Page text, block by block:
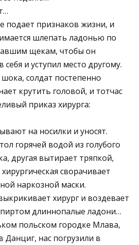
подает признаков жизни, и
шлепать ладонью по
щекам, чтобы он
и уступил место другому.
солдат постепенно
крутить головой, и тотчас
приказ хирурга:
на носилки и уносят.
горячей водой из голубого
другая вытирает тряпкой,
сворачивает
наркозной маски.
хирург и воздевает
длиннопалые ладони…
польском городке Млава,
нас погрузили в